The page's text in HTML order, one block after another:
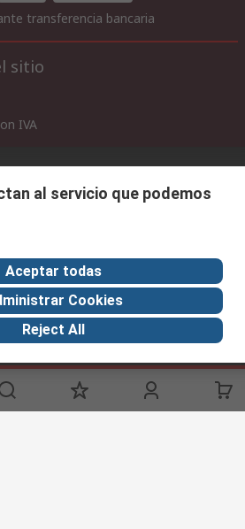
transferencia bancaria
sitio
IVA
17.30)
respondemos en 24 horas
al servicio que podemos
Aceptar todas
Cookies
Reject All